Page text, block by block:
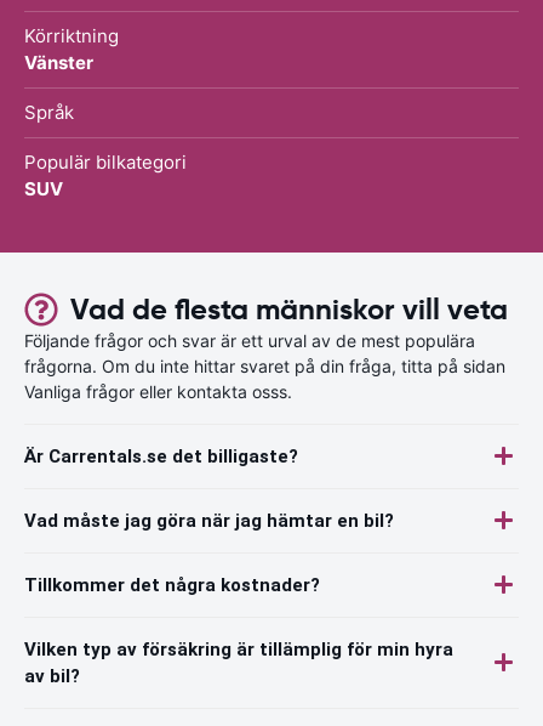
Körriktning
Vänster
Språk
Populär bilkategori
SUV
Vad de flesta människor vill veta
Följande frågor och svar är ett urval av de mest populära
frågorna. Om du inte hittar svaret på din fråga, titta på sidan
Vanliga frågor eller kontakta osss.
Är Carrentals.se det billigaste?
Vad måste jag göra när jag hämtar en bil?
Tillkommer det några kostnader?
Vilken typ av försäkring är tillämplig för min hyra
av bil?